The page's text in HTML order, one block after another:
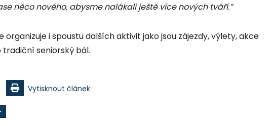
něco nového, abysme nalákali ještě více nových tváří.”
organizuje i spoustu dalších aktivit jako jsou zájezdy, výlety, akce
seniorský bál.
Vytisknout článek